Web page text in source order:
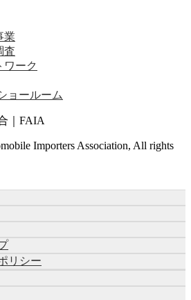
業
査
ワーク
ョールーム
｜FAIA
Importers Association, All rights
リシー